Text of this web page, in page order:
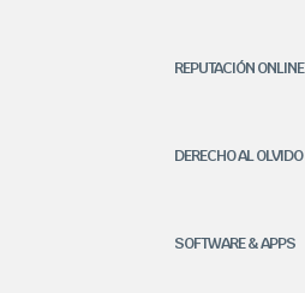
REPUTACIÓN ONLINE
DERECHO AL OLVIDO
SOFTWARE & APPS